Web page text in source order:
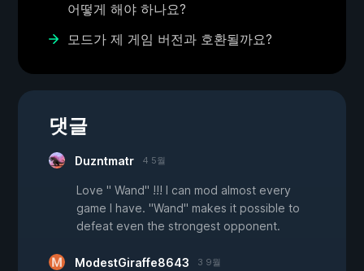
어떻게 해야 하나요?
모드가 제 게임 버전과 호환될까요?
댓글
Duzntmatr 4 5월
Love " Wand" !!! I can mod almost every
game I have. "Wand" makes it possible to
defeat even the strongest opponent.
ModestGiraffe8643 3 9월